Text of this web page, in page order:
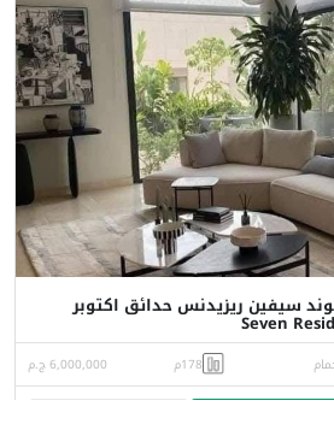
في كمبوند سيفين ريزيدنس حدائق اكتوبر
Seven
178م 6,000,000 ج.م